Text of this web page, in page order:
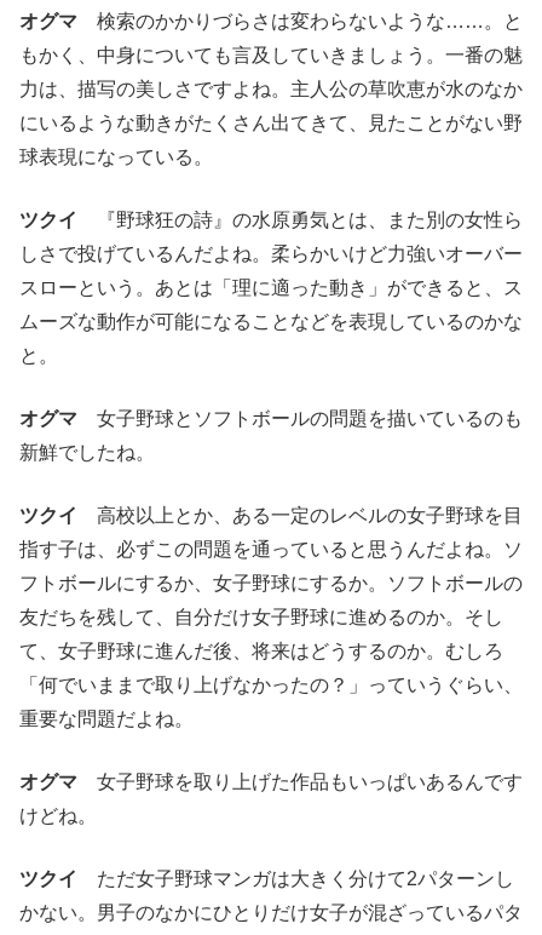
オグマ 検索のかかりづらさは変わらないような……。と
もかく、中身についても言及していきましょう。一番の魅
力は、描写の美しさですよね。主人公の草吹恵が水のなか
にいるような動きがたくさん出てきて、見たことがない野
球表現になっている。
ツクイ
『野球狂の詩』の水原勇気とは、また別の女性ら
しさで投げているんだよね。柔らかいけど力強いオーバー
スローという。あとは「理に適った動き」ができると、ス
ムーズな動作が可能になることなどを表現しているのかな
と。
オグマ 女子野球とソフトボールの問題を描いているのも
新鮮でしたね。
ツクイ
高校以上とか、ある一定のレベルの女子野球を目
指す子は、必ずこの問題を通っていると思うんだよね。ソ
フトボールにするか、女子野球にするか。ソフトボールの
友だちを残して、自分だけ女子野球に進めるのか。そし
て、女子野球に進んだ後、将来はどうするのか。むしろ
「何でいままで取り上げなかったの？」っていうぐらい、
重要な問題だよね。
オグマ 女子野球を取り上げた作品もいっぱいあるんです
けどね。
ツクイ
ただ女子野球マンガは大きく分けて2パターンし
かない。男子のなかにひとりだけ女子が混ざっているパタ